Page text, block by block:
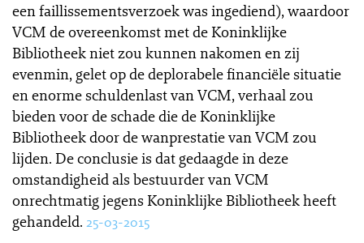
een faillissementsverzoek was ingediend), waardoor
VCM de overeenkomst met de Koninklijke
Bibliotheek niet zou kunnen nakomen en zij
evenmin, gelet op de deplorabele financiële situatie
en enorme schuldenlast van VCM, verhaal zou
bieden voor de schade die de Koninklijke
Bibliotheek door de wanprestatie van VCM zou
lijden. De conclusie is dat gedaagde in deze
omstandigheid als bestuurder van VCM
onrechtmatig jegens Koninklijke Bibliotheek heeft
gehandeld. 25-03-2015